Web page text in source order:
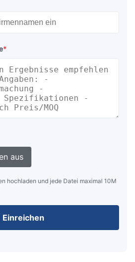
*
aus
hochladen und jede Datei maximal 10M
Einreichen